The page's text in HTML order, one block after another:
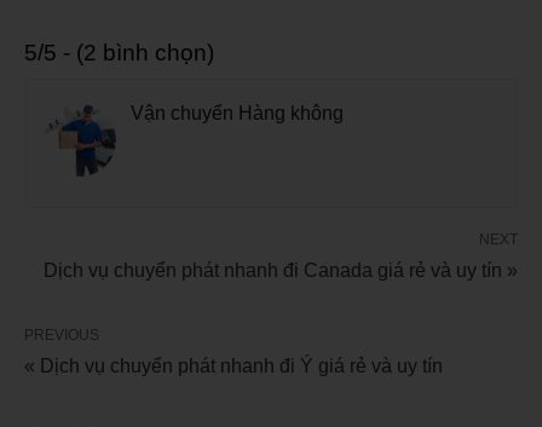
5/5 - (2 bình chọn)
Vận chuyển Hàng không
NEXT
Dịch vụ chuyển phát nhanh đi Canada giá rẻ và uy tín »
PREVIOUS
« Dịch vụ chuyển phát nhanh đi Ý giá rẻ và uy tín